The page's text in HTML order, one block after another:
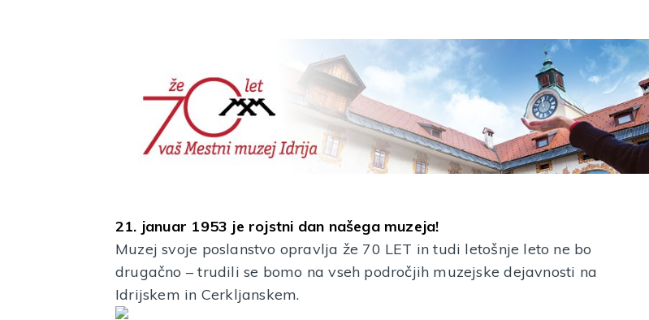
21. januar 1953 je rojstni dan našega muzeja!
Muzej svoje poslanstvo opravlja že 70 LET in tudi letošnje leto ne bo
drugačno – trudili se bomo na vseh področjih muzejske dejavnosti na
Idrijskem in Cerkljanskem.